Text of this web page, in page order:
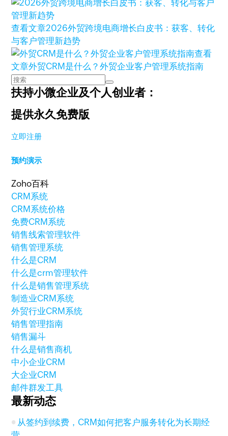
查看文章2026外贸跨境电商增长白皮书：获客、转化
与客户管理新趋势
查看
文章外贸CRM是什么？外贸企业客户管理系统指南
扶持小微企业及个人创业者：
提供永久免费版
立即注册
预约演示
Zoho百科
CRM系统
CRM系统价格
免费CRM系统
销售线索管理软件
销售管理系统
什么是CRM
什么是crm管理软件
什么是销售管理系统
制造业CRM系统
外贸行业CRM系统
销售管理指南
销售漏斗
什么是销售商机
中小企业CRM
大企业CRM
邮件群发工具
最新动态
从签约到续费，CRM如何把客户服务转化为长期经